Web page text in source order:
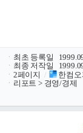
ㆍ 최초 등록일
ㆍ 최종 저작일
ㆍ 2페이지 /
한컴오
ㆍ 리포트 > 경영/경제